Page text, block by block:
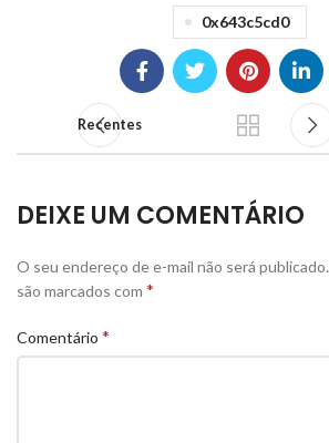
0x643c5cd0
Recentes
DEIXE UM COMENTÁRIO
O seu endereço de e-mail não será publicado.
são marcados com *
Comentário *